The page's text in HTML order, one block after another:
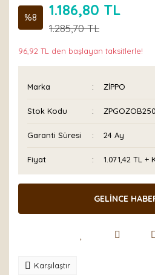
%8 1.186,80 TL
1.285,70 TL
96,92 TL den başlayan taksitlerle!
Marka ZİPPO
Stok Kodu
Garanti Süresi 24 Ay
Fiyat 1.071,42 TL +
GELİNCE
Karşılaştır